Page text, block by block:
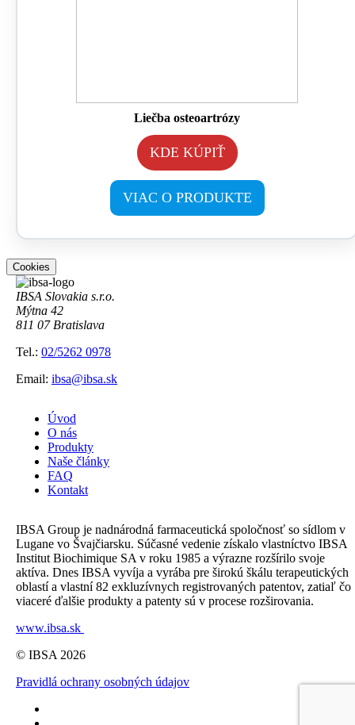
Liečba osteoartrózy
KDE KÚPIŤ
VIAC O PRODUKTE
Cookies
IBSA Slovakia s.r.o.
Mýtna 42
811 07 Bratislava
Tel.: 02/5262 0978
Email: ibsa@ibsa.sk
Úvod
O nás
Produkty
Naše články
FAQ
Kontakt
IBSA Group je nadnárodná farmaceutická spoločnosť so sídlom v
Lugane vo Švajčiarsku. Súčasné vedenie získalo vlastníctvo IBSA
Institut Biochimique SA v roku 1985 a výrazne rozšírilo svoje
aktíva. Dnes IBSA vyvíja a vyrába pre širokú škálu terapeutických
oblastí a vlastní 82 exkluzívnych registrovaných patentov, zatiaľ čo
viaceré ďalšie produkty a patenty sú v procese rozširovania.
www.ibsa.sk
© IBSA 2026
Pravidlá ochrany osobných údajov